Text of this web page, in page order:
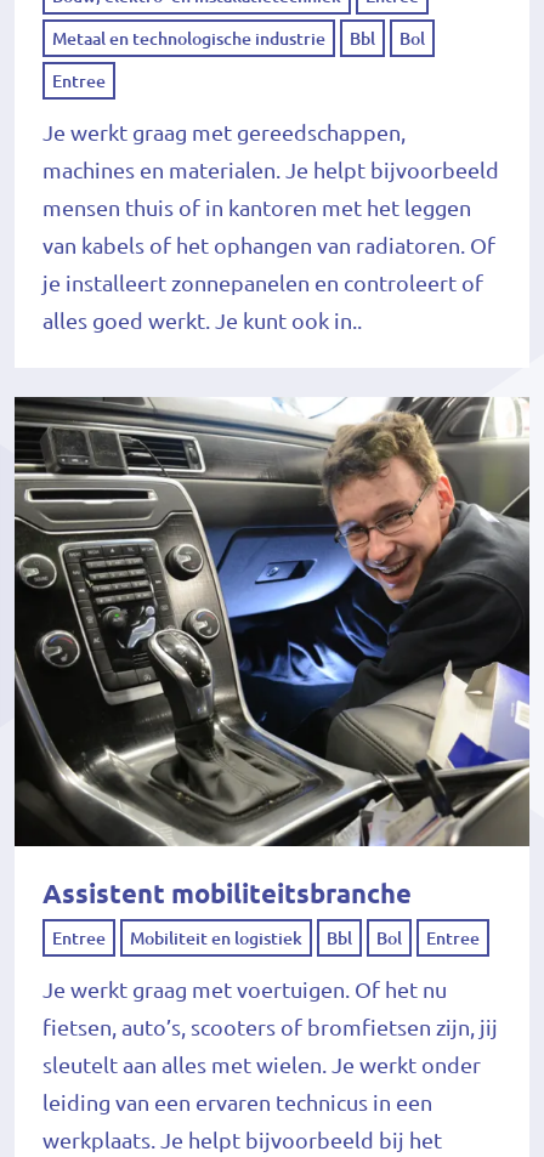
Metaal en technologische industrie Bbl Bol
Entree
Je werkt graag met gereedschappen,
machines en materialen. Je helpt bijvoorbeeld
mensen thuis of in kantoren met het leggen
van kabels of het ophangen van radiatoren. Of
je installeert zonnepanelen en controleert of
alles goed werkt. Je kunt ook in..
Assistent mobiliteitsbranche
Entree Mobiliteit en logistiek Bbl Bol Entree
Je werkt graag met voertuigen. Of het nu
fietsen, auto’s, scooters of bromfietsen zijn, jij
sleutelt aan alles met wielen. Je werkt onder
leiding van een ervaren technicus in een
werkplaats. Je helpt bijvoorbeeld bij het